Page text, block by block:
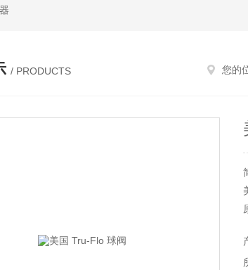
/ PRODUCTS 您的